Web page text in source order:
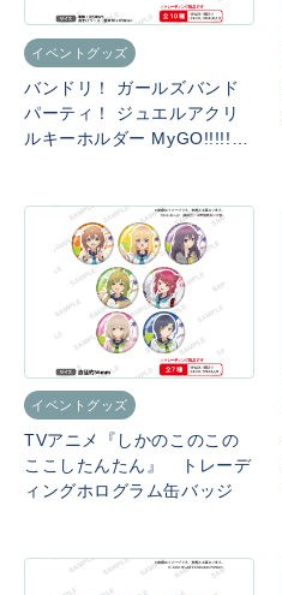
イベントグッズ
バンドリ！ ガールズバンド
パーティ！ ジュエルアクリ
ルキーホルダー MyGO!!!!!
イベントグッズ
TVアニメ『しかのこのこの
ここしたんたん』 トレーデ
ィングホログラム缶バッジ